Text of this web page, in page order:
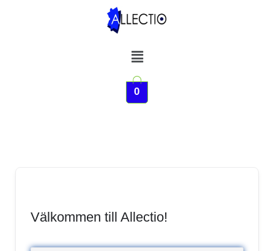
Meny
0
Välkommen till Allectio!